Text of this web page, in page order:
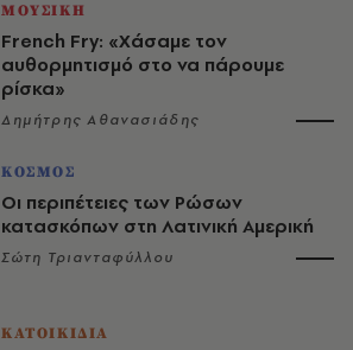
ΜΟΥΣΙΚΗ
French Fry: «Χάσαμε τον
αυθορμητισμό στο να πάρουμε
ρίσκα»
Δημήτρης Αθανασιάδης
ΚΟΣΜΟΣ
Οι περιπέτειες των Ρώσων
κατασκόπων στη Λατινική Αμερική
Σώτη Τριανταφύλλου
ΚΑΤΟΙΚΙΔΙΑ